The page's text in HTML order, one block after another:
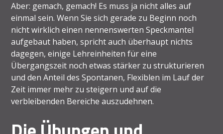
Aber: gemach, gemach! Es muss ja nicht alles auf
einmal sein. Wenn Sie sich gerade zu Beginn noch
nicht wirklich einen nennenswerten Speckmantel
aufgebaut haben, spricht auch überhaupt nichts
dagegen, einige Lehreinheiten für eine
Übergangszeit noch etwas stärker zu strukturieren
und den Anteil des Spontanen, Flexiblen im Lauf der
Zeit immer mehr zu steigern und auf die
verbleibenden Bereiche auszudehnen.